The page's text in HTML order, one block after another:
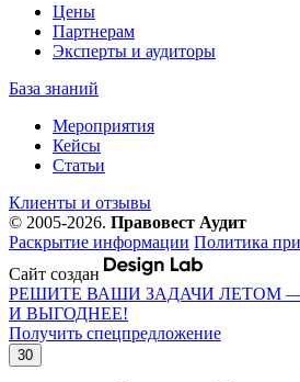
Цены
Партнерам
Эксперты и аудиторы
База знаний
Мероприятия
Кейсы
Статьи
Клиенты и отзывы
© 2005-2026. Правовест Аудит
Раскрытие информации Политика
Сайт создан
РЕШИТЕ ВАШИ ЗАДАЧИ ЛЕТОМ
И ВЫГОДНЕЕ!
Получить спецпредложение
30